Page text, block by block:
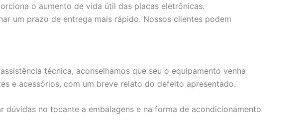
o aumento de vida útil das placas eletrônicas.
um prazo de entrega mais rápido. Nossos clientes podem
técnica, aconselhamos que seu o equipamento venha
e acessórios, com um breve relato do defeito apresentado.
no tocante a embalagens e na forma de acondicionamento